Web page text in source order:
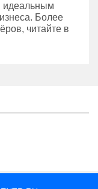
идеальным
Более
читайте в